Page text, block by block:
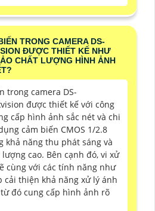
TRONG CAMERA DS-
ĐƯỢC THIẾT KẾ NHƯ
CHẤT LƯỢNG HÌNH ẢNH
trong camera DS-
được thiết kế với công
cấp hình ảnh sắc nét và chi
cảm biến CMOS 1/2.8
khả năng thu phát sáng và
cao. Bên cạnh đó, vi xử
cùng với các tính năng như
cải thiện khả năng xử lý ánh
đó cung cấp hình ảnh rõ